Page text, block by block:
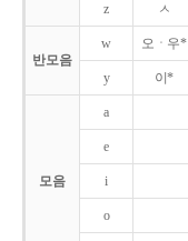
z ㅅ
반모음
w 오ㆍ우*
y 이*
모음
a
e
i
o